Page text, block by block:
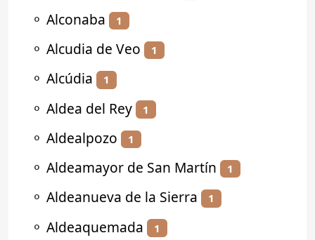
⚬ Alconaba 1
⚬ Alcudia de Veo 1
⚬ Alcúdia 1
⚬ Aldea del Rey 1
⚬ Aldealpozo 1
⚬ Aldeamayor de San Martín 1
⚬ Aldeanueva de la Sierra 1
⚬ Aldeaquemada 1